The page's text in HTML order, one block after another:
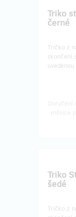
Triko
černé
Tričko z
skončení
uvedenou
Triko
šedé
Tričko z